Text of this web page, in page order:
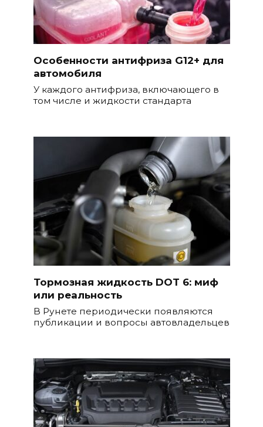
Особенности антифриза G12+ для
автомобиля
У каждого антифриза, включающего в
том числе и жидкости стандарта
Тормозная жидкость DOT 6: миф
или реальность
В Рунете периодически появляются
публикации и вопросы автовладельцев